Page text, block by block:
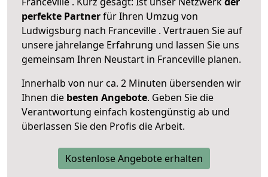
perfekte Partnerfür Ihren Umzug von
Ludwigsburg nach Franceville . Vertrauen Sie auf
unsere jahrelange Erfahrung und lassen Sie uns
gemeinsam Ihren Neustart in Franceville planen.
Innerhalb von nur ca. 2 Minuten übersenden wir
Ihnen die besten Angebote. Geben Sie die
Verantwortung einfach kostengünstig ab und
überlassen Sie den Profis die Arbeit.
Kostenlose Angebote erhalten